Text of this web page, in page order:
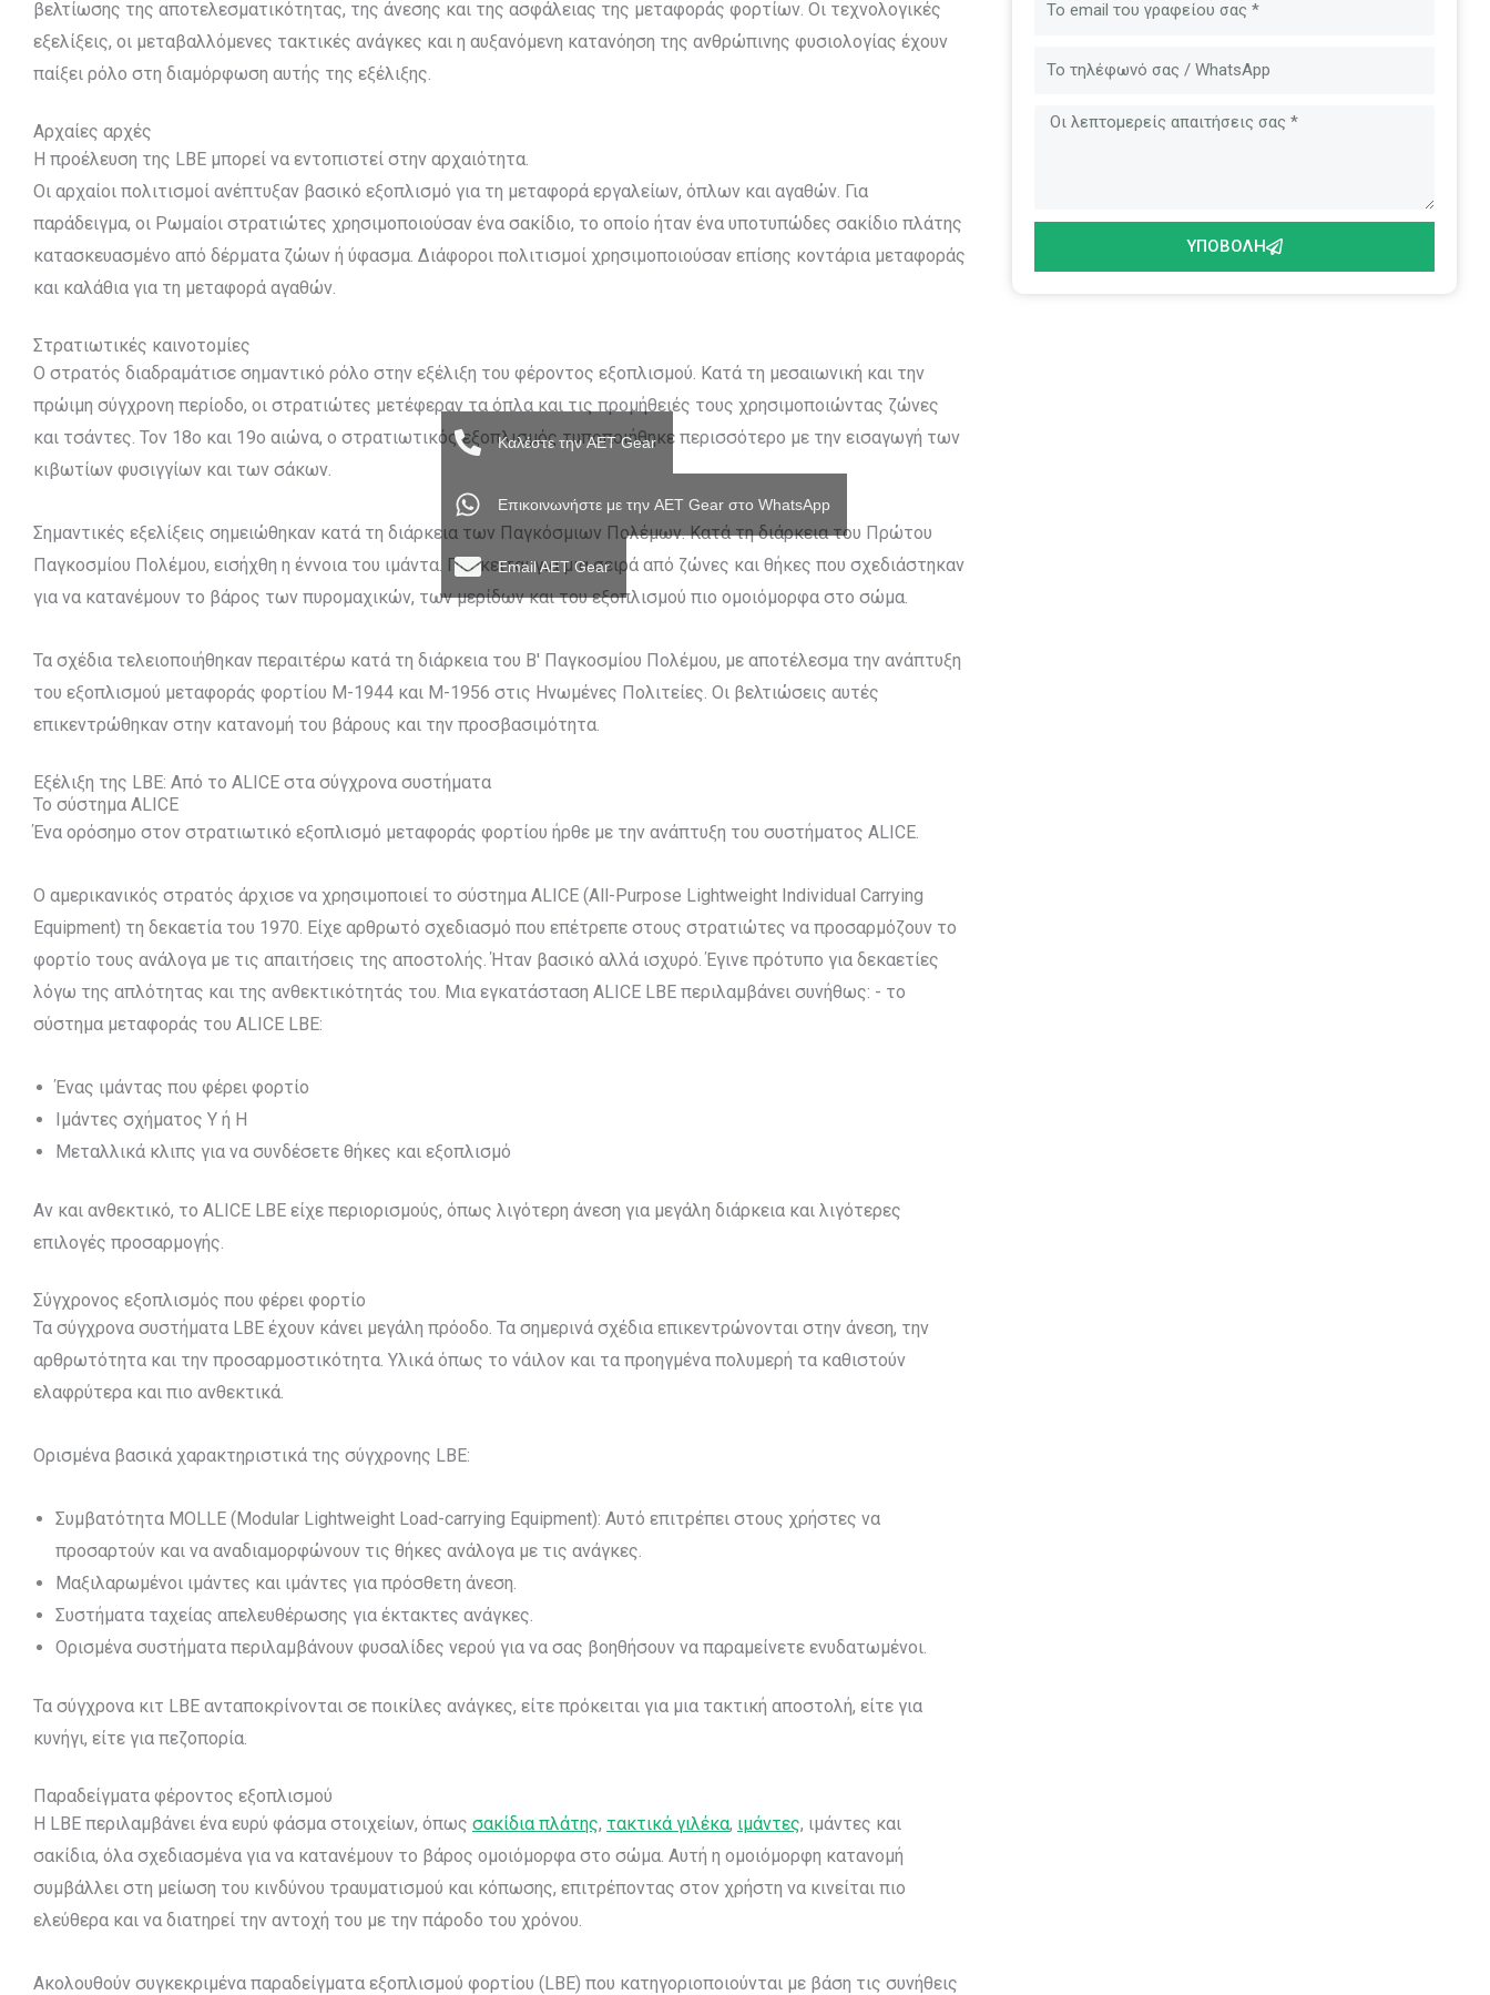
βελτίωσης της αποτελεσματικότητας, της άνεσης και της ασφάλειας της μεταφοράς φορτίων. Οι τεχνολογικές
εξελίξεις, οι μεταβαλλόμενες τακτικές ανάγκες και η αυξανόμενη κατανόηση της ανθρώπινης φυσιολογίας έχουν
παίξει ρόλο στη διαμόρφωση αυτής της εξέλιξης.
Αρχαίες αρχές
Η προέλευση της LBE μπορεί να εντοπιστεί στην αρχαιότητα.
Οι αρχαίοι πολιτισμοί ανέπτυξαν βασικό εξοπλισμό για τη μεταφορά εργαλείων, όπλων και αγαθών. Για
παράδειγμα, οι Ρωμαίοι στρατιώτες χρησιμοποιούσαν ένα σακίδιο, το οποίο ήταν ένα υποτυπώδες σακίδιο πλάτης
κατασκευασμένο από δέρματα ζώων ή ύφασμα. Διάφοροι πολιτισμοί χρησιμοποιούσαν επίσης κοντάρια μεταφοράς
και καλάθια για τη μεταφορά αγαθών.
Στρατιωτικές καινοτομίες
Ο στρατός διαδραμάτισε σημαντικό ρόλο στην εξέλιξη του φέροντος εξοπλισμού. Κατά τη μεσαιωνική και την
πρώιμη σύγχρονη περίοδο, οι στρατιώτες μετέφεραν τα όπλα και τις προμήθειές τους χρησιμοποιώντας ζώνες
και τσάντες. Τον 18ο και 19ο αιώνα, ο στρατιωτικός εξοπλισμός τυποποιήθηκε περισσότερο με την εισαγωγή των
κιβωτίων φυσιγγίων και των σάκων.
Σημαντικές εξελίξεις σημειώθηκαν κατά τη διάρκεια των Παγκόσμιων Πολέμων. Κατά τη διάρκεια του Πρώτου
Παγκοσμίου Πολέμου, εισήχθη η έννοια του ιμάντα. Πρόκειται για μια σειρά από ζώνες και θήκες που σχεδιάστηκαν
για να κατανέμουν το βάρος των πυρομαχικών, των μερίδων και του εξοπλισμού πιο ομοιόμορφα στο σώμα.
Τα σχέδια τελειοποιήθηκαν περαιτέρω κατά τη διάρκεια του Β' Παγκοσμίου Πολέμου, με αποτέλεσμα την ανάπτυξη
του εξοπλισμού μεταφοράς φορτίου M-1944 και M-1956 στις Ηνωμένες Πολιτείες. Οι βελτιώσεις αυτές
επικεντρώθηκαν στην κατανομή του βάρους και την προσβασιμότητα.
Εξέλιξη της LBE: Από το ALICE στα σύγχρονα συστήματα
Το σύστημα ALICE
Ένα ορόσημο στον στρατιωτικό εξοπλισμό μεταφοράς φορτίου ήρθε με την ανάπτυξη του συστήματος ALICE.
Ο αμερικανικός στρατός άρχισε να χρησιμοποιεί το σύστημα ALICE (All-Purpose Lightweight Individual Carrying
Equipment) τη δεκαετία του 1970. Είχε αρθρωτό σχεδιασμό που επέτρεπε στους στρατιώτες να προσαρμόζουν το
φορτίο τους ανάλογα με τις απαιτήσεις της αποστολής. Ήταν βασικό αλλά ισχυρό. Έγινε πρότυπο για δεκαετίες
λόγω της απλότητας και της ανθεκτικότητάς του. Μια εγκατάσταση ALICE LBE περιλαμβάνει συνήθως: - το
σύστημα μεταφοράς του ALICE LBE:
Ένας ιμάντας που φέρει φορτίο
Ιμάντες σχήματος Y ή H
Μεταλλικά κλιπς για να συνδέσετε θήκες και εξοπλισμό
Αν και ανθεκτικό, το ALICE LBE είχε περιορισμούς, όπως λιγότερη άνεση για μεγάλη διάρκεια και λιγότερες
επιλογές προσαρμογής.
Σύγχρονος εξοπλισμός που φέρει φορτίο
Τα σύγχρονα συστήματα LBE έχουν κάνει μεγάλη πρόοδο. Τα σημερινά σχέδια επικεντρώνονται στην άνεση, την
αρθρωτότητα και την προσαρμοστικότητα. Υλικά όπως το νάιλον και τα προηγμένα πολυμερή τα καθιστούν
ελαφρύτερα και πιο ανθεκτικά.
Ορισμένα βασικά χαρακτηριστικά της σύγχρονης LBE:
Συμβατότητα MOLLE (Modular Lightweight Load-carrying Equipment): Αυτό επιτρέπει στους χρήστες να
προσαρτούν και να αναδιαμορφώνουν τις θήκες ανάλογα με τις ανάγκες.
Μαξιλαρωμένοι ιμάντες και ιμάντες για πρόσθετη άνεση.
Συστήματα ταχείας απελευθέρωσης για έκτακτες ανάγκες.
Ορισμένα συστήματα περιλαμβάνουν φυσαλίδες νερού για να σας βοηθήσουν να παραμείνετε ενυδατωμένοι.
Τα σύγχρονα κιτ LBE ανταποκρίνονται σε ποικίλες ανάγκες, είτε πρόκειται για μια τακτική αποστολή, είτε για
κυνήγι, είτε για πεζοπορία.
Παραδείγματα φέροντος εξοπλισμού
Η LBE περιλαμβάνει ένα ευρύ φάσμα στοιχείων, όπως σακίδια πλάτης, τακτικά γιλέκα, ιμάντες, ιμάντες και
σακίδια, όλα σχεδιασμένα για να κατανέμουν το βάρος ομοιόμορφα στο σώμα. Αυτή η ομοιόμορφη κατανομή
συμβάλλει στη μείωση του κινδύνου τραυματισμού και κόπωσης, επιτρέποντας στον χρήστη να κινείται πιο
ελεύθερα και να διατηρεί την αντοχή του με την πάροδο του χρόνου.
Ακολουθούν συγκεκριμένα παραδείγματα εξοπλισμού φορτίου (LBE) που κατηγοριοποιούνται με βάση τις συνήθεις
Μήνυμα
ΥΠΟΒΟΛΉ
Καλέστε την AET Gear
Επικοινωνήστε με την AET Gear στο WhatsApp
Email AET Gear